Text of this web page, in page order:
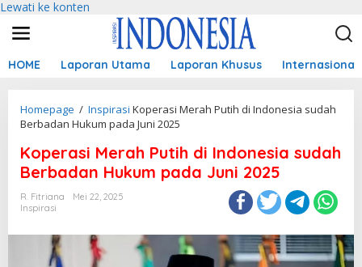
Lewati ke konten
HOME Laporan Utama Laporan Khusus Internasional
Homepage / Inspirasi Koperasi Merah Putih di Indonesia sudah
Berbadan Hukum pada Juni 2025
Koperasi Merah Putih di Indonesia sudah
Berbadan Hukum pada Juni 2025
R. Fitriana
Mei 22, 2025
Inspirasi